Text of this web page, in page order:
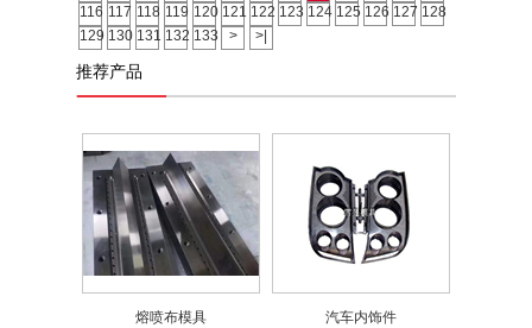
116 117 118 119 120 121 122 123 124 125 126 127 128
129 130 131 132 133 > >|
推荐产品
熔喷布模具 汽车内饰件